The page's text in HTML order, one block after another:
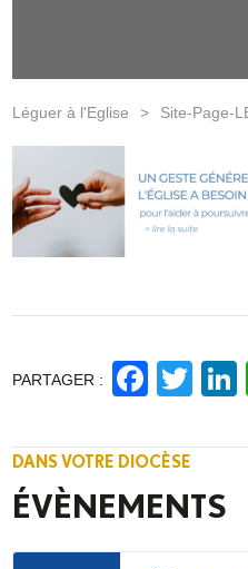
Léguer à l'Eglise > Site-Page-
PARTAGER :
DANS VOTRE DIOCÈSE
ÉVÈNEMENTS